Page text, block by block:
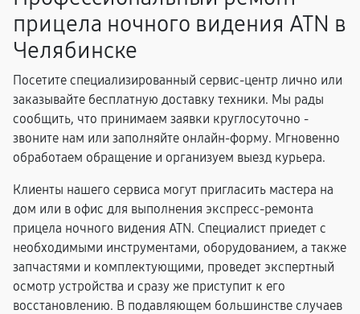
прицела ночного видения ATN в
Челябинске
Посетите специализированный сервис-центр лично или
заказывайте бесплатную доставку техники. Мы рады
сообщить, что принимаем заявки круглосуточно -
звоните нам или заполняйте онлайн-форму. Мгновенно
обработаем обращение и организуем выезд курьера.
Клиенты нашего сервиса могут пригласить мастера на
дом или в офис для выполнения экспресс-ремонта
прицела ночного видения ATN. Специалист приедет с
необходимыми инструментами, оборудованием, а также
запчастями и комплектующими, проведет экспертный
осмотр устройства и сразу же приступит к его
восстановлению. В подавляющем большинстве случаев